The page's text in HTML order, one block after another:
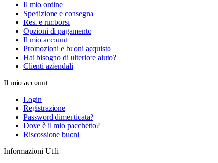
Il mio ordine
Spedizione e consegna
Resi e rimborsi
Opzioni di pagamento
Il mio account
Promozioni e buoni acquisto
Hai bisogno di ulteriore aiuto?
Clienti aziendali
Il mio account
Login
Registrazione
Password dimenticata?
Dove è il mio pacchetto?
Riscossione buoni
Informazioni Utili